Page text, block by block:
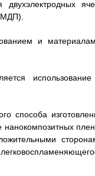
и
способа